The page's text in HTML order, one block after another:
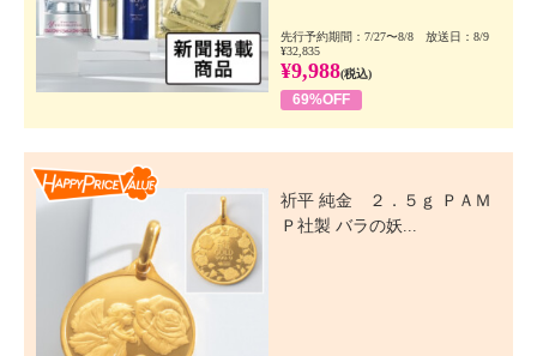
先行予約期間：7/27〜8/8 放送日：8/9
¥32,835
¥9,988(税込)
69%OFF
祈平 純金 ２．５ｇ ＰＡＭ
Ｐ社製 バラの妖...